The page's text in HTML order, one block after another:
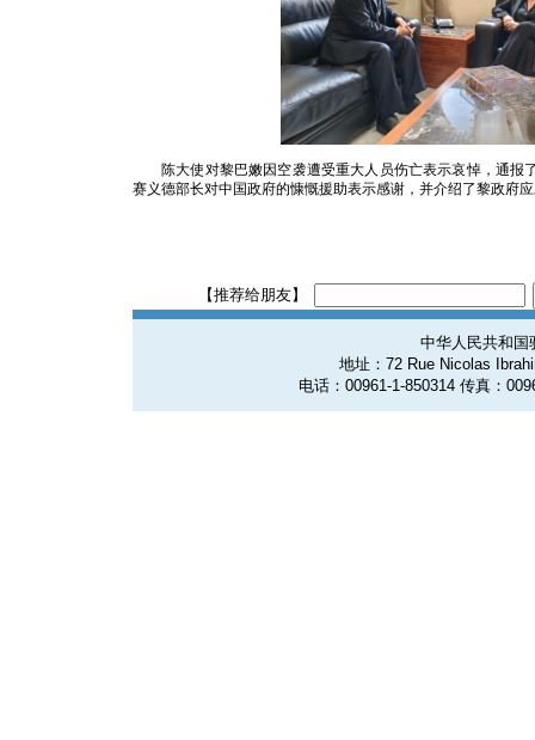
陈大使对黎巴嫩因空袭遭受重大人员伤亡表示哀悼，通报
赛义德部长对中国政府的慷慨援助表示感谢，并介绍了黎政府
【推荐给朋友】
中华人民共和国
地址：72 Rue Nicolas
电话：00961-1-850314 传真：